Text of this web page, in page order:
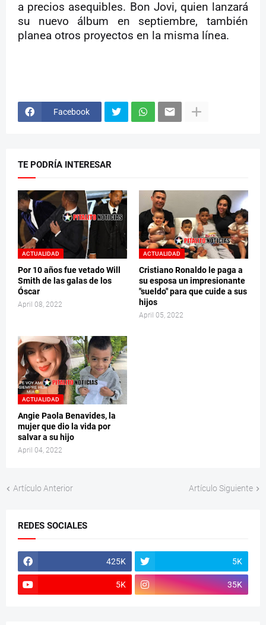
a precios asequibles. Bon Jovi, quien lanzará
su nuevo álbum en septiembre, también
planea otros proyectos en la misma línea.
Facebook
TE PODRÍA INTERESAR
ACTUALIDAD
Por 10 años fue vetado Will
Smith de las galas de los
Óscar
April 08, 2022
ACTUALIDAD
Cristiano Ronaldo le paga a
su esposa un impresionante
"sueldo" para que cuide a sus
hijos
April 05, 2022
ACTUALIDAD
Angie Paola Benavides, la
mujer que dio la vida por
salvar a su hijo
April 04, 2022
Artículo Anterior Artículo Siguiente
REDES SOCIALES
425K 5K
5K 35K